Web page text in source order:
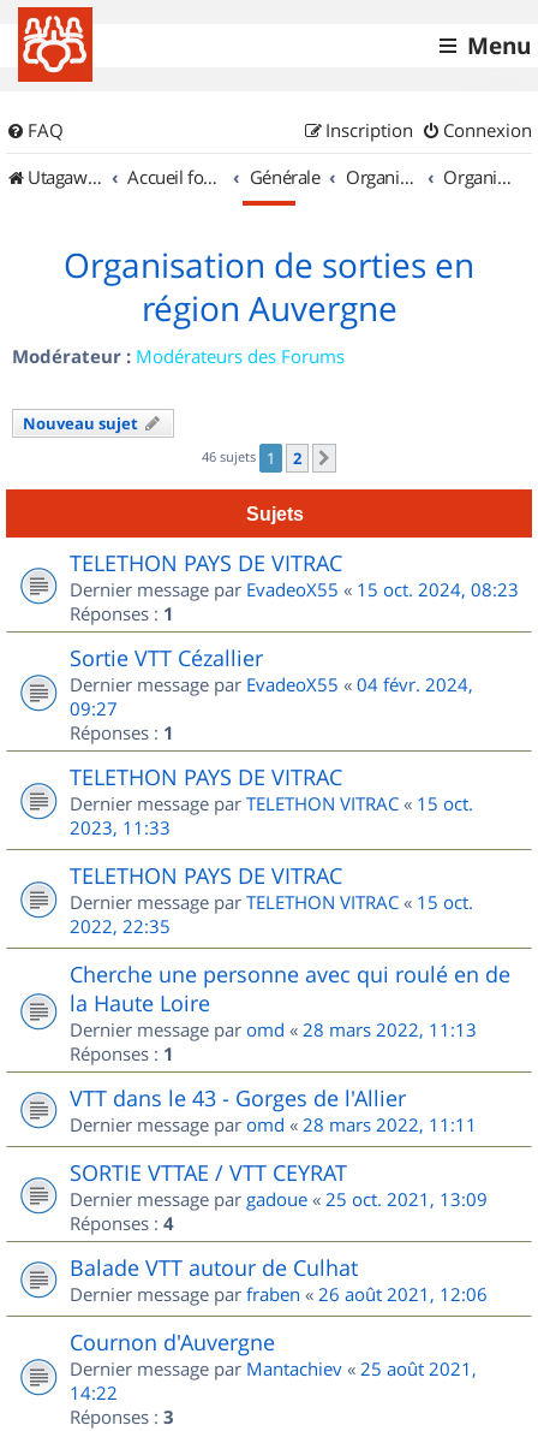
Menu
FAQ Connexion
Inscription
UtagawaVTT (Randos VTT et VTTAE avec traces GPS)
Accueil forum Générale Organisation de sorties & Recherche de partenaires Organisation de sorties en région Auvergne
Organisation de sorties en
région Auvergne
Modérateur : Modérateurs des Forums
Nouveau sujet
46 sujets 1 2
Sujets
TELETHON PAYS DE VITRAC
Dernier message par EvadeoX55 « 15 oct. 2024, 08:23
Réponses : 1
Sortie VTT Cézallier
Dernier message par EvadeoX55 « 04 févr. 2024,
09:27
Réponses : 1
TELETHON PAYS DE VITRAC
Dernier message par TELETHON VITRAC « 15 oct.
2023, 11:33
TELETHON PAYS DE VITRAC
Dernier message par TELETHON VITRAC « 15 oct.
2022, 22:35
Cherche une personne avec qui roulé en de
la Haute Loire
Dernier message par omd « 28 mars 2022, 11:13
Réponses : 1
VTT dans le 43 - Gorges de l'Allier
Dernier message par omd « 28 mars 2022, 11:11
SORTIE VTTAE / VTT CEYRAT
Dernier message par gadoue « 25 oct. 2021, 13:09
Réponses : 4
Balade VTT autour de Culhat
Dernier message par fraben « 26 août 2021, 12:06
Cournon d'Auvergne
Dernier message par Mantachiev « 25 août 2021,
14:22
Réponses : 3